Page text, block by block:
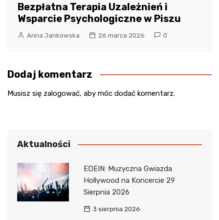
Bezpłatna Terapia Uzależnień i
Wsparcie Psychologiczne w Piszu
Anna Jankowska 26 marca 2026 0
Dodaj komentarz
Musisz się zalogować, aby móc dodać komentarz.
Aktualności
EDEIN: Muzyczna Gwiazda
Hollywood na Koncercie 29
Sierpnia 2026
3 sierpnia 2026